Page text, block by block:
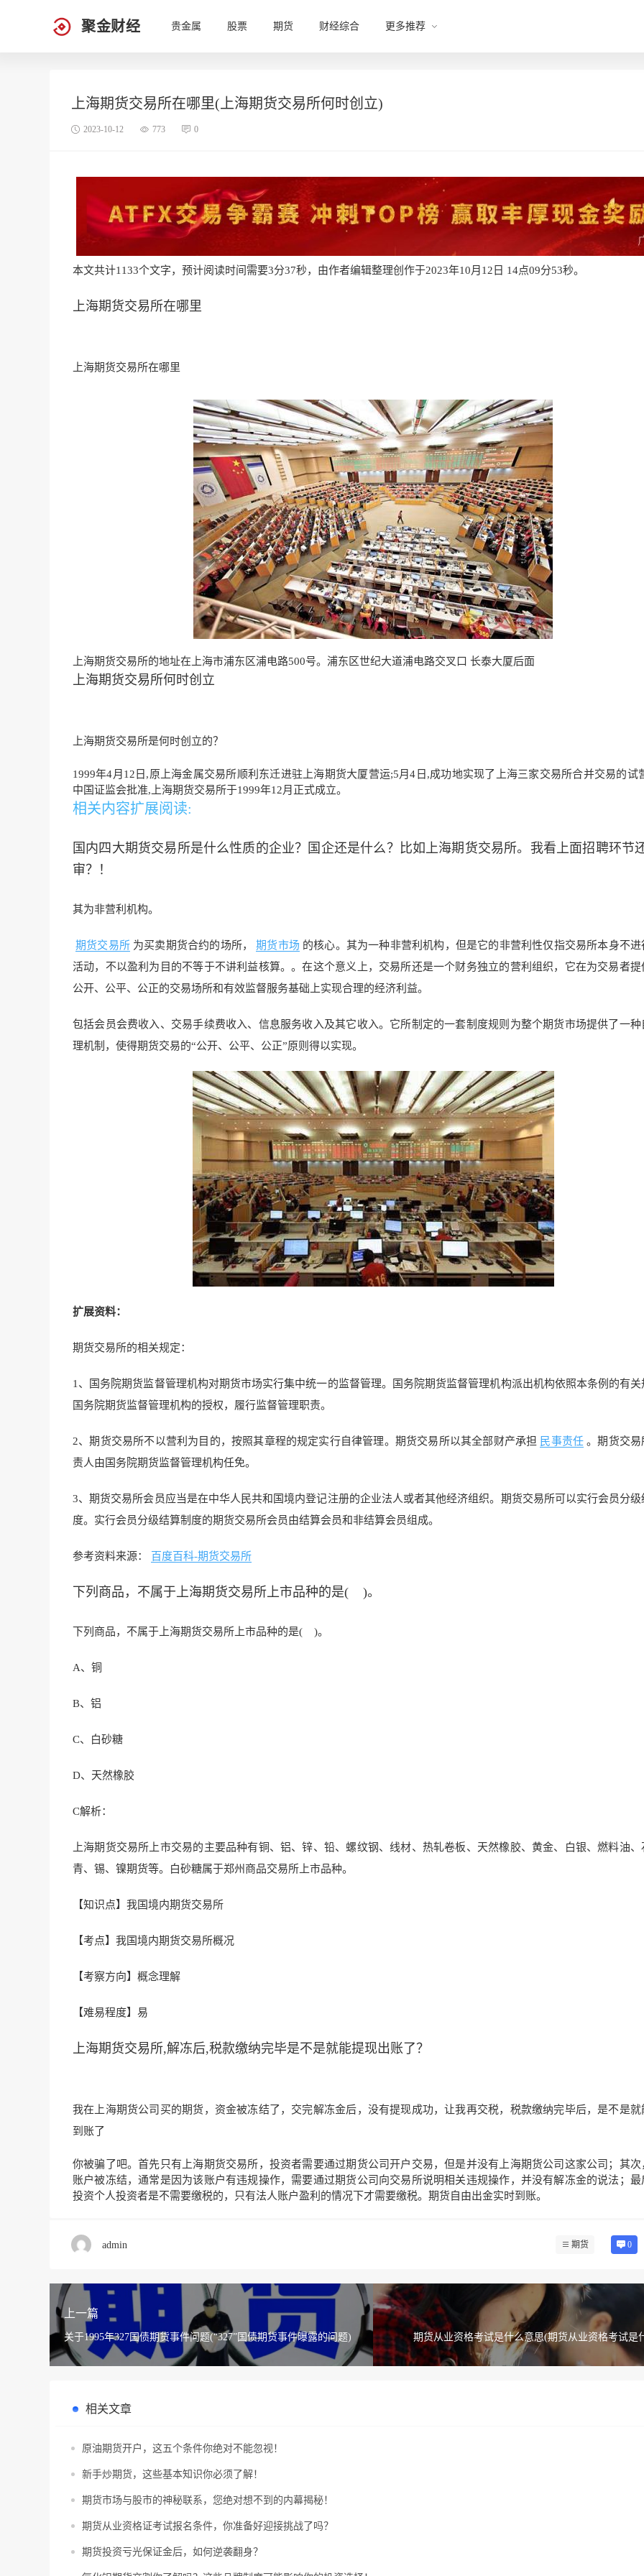
聚金财经 贵金属 股票 期货 财经综合 更多推荐
上海期货交易所在哪里(上海期货交易所何时创立)
2023-10-12 773 0
本文共计1133个文字，预计阅读时间需要3分37秒，由作者编辑整理创作于2023年10月12日 14点09分53秒。
上海期货交易所在哪里
上海期货交易所在哪里
上海期货交易所的地址在上海市浦东区浦电路500号。浦东区世纪大道浦电路交叉口 长泰大厦后面
上海期货交易所何时创立
上海期货交易所是何时创立的？
1999年4月12日,原上海金属交易所顺利东迁进驻上海期货大厦营运;5月4日,成功地实现了上海三家交易所合并交易的试
中国证监会批准,上海期货交易所于1999年12月正式成立。
相关内容扩展阅读:
国内四大期货交易所是什么性质的企业？国企还是什么？比如上海期货交易所。我看上面招聘环节
审？！
其为非营利机构。
期货交易所 为买卖期货合约的场所， 期货市场 的核心。其为一种非营利机构，但是它的非营利性仅指交易所本身不进
活动，不以盈利为目的不等于不讲利益核算。。在这个意义上，交易所还是一个财务独立的营利组织，它在为交易者提
公开、公平、公正的交易场所和有效监督服务基础上实现合理的经济利益。
包括会员会费收入、交易手续费收入、信息服务收入及其它收入。它所制定的一套制度规则为整个期货市场提供了一种
理机制，使得期货交易的“公开、公平、公正”原则得以实现。
扩展资料：
期货交易所的相关规定：
1、国务院期货监督管理机构对期货市场实行集中统一的监督管理。国务院期货监督管理机构派出机构依照本条例的有关
国务院期货监督管理机构的授权，履行监督管理职责。
2、期货交易所不以营利为目的，按照其章程的规定实行自律管理。期货交易所以其全部财产承担 民事责任 。期货交易
责人由国务院期货监督管理机构任免。
3、期货交易所会员应当是在中华人民共和国境内登记注册的企业法人或者其他经济组织。期货交易所可以实行会员分级
度。实行会员分级结算制度的期货交易所会员由结算会员和非结算会员组成。
参考资料来源： 百度百科-期货交易所
下列商品，不属于上海期货交易所上市品种的是( )。
下列商品，不属于上海期货交易所上市品种的是( )。
A、铜
B、铝
C、白砂糖
D、天然橡胶
C解析：
上海期货交易所上市交易的主要品种有铜、铝、锌、铅、螺纹钢、线材、热轧卷板、天然橡胶、黄金、白银、燃料油、
青、锡、镍期货等。白砂糖属于郑州商品交易所 上市品种。
【知识点】我国境内期货交易所
【考点】我国境内期货交易所概况
【考察方向】概念理解
【难易程度】易
上海期货交易所,解冻后,税款缴纳完毕是不是就能提现出账了？
我在上海期货公司买的期货，资金被冻结了，交完解冻金后，没有提现成功，让我再交税，税款缴纳完毕后，是不是就
到账了
你被骗了吧。首先只有上海期货交易所，投资者需要通过期货公司开户交易，但是并没有上海期货公司这家公司；其次
账户被冻结，通常是因为该账户有违规操作，需要通过期货公司向交易所说明相关违规操作，并没有解冻金的说法；最
投资个人投资者是不需要缴税的，只有法人账户盈利的情况下才需要缴税。期货自由出金实时到账。
admin 期货 0
上一篇
关于1995年327国债期货事件问题(“327”国债期货事件曝露的问题) 期货从业资格考试是什么意思(期货从业资格考试是
相关文章
原油期货开户，这五个条件你绝对不能忽视！
新手炒期货，这些基本知识你必须了解！
期货市场与股市的神秘联系，您绝对想不到的内幕揭秘！
期货从业资格证考试报名条件，你准备好迎接挑战了吗？
期货投资亏光保证金后，如何逆袭翻身？